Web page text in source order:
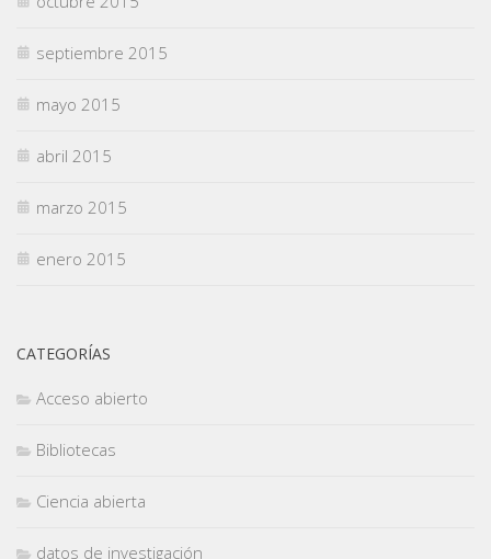
septiembre 2015
mayo 2015
abril 2015
marzo 2015
enero 2015
CATEGORÍAS
Acceso abierto
Bibliotecas
Ciencia abierta
datos de investigación